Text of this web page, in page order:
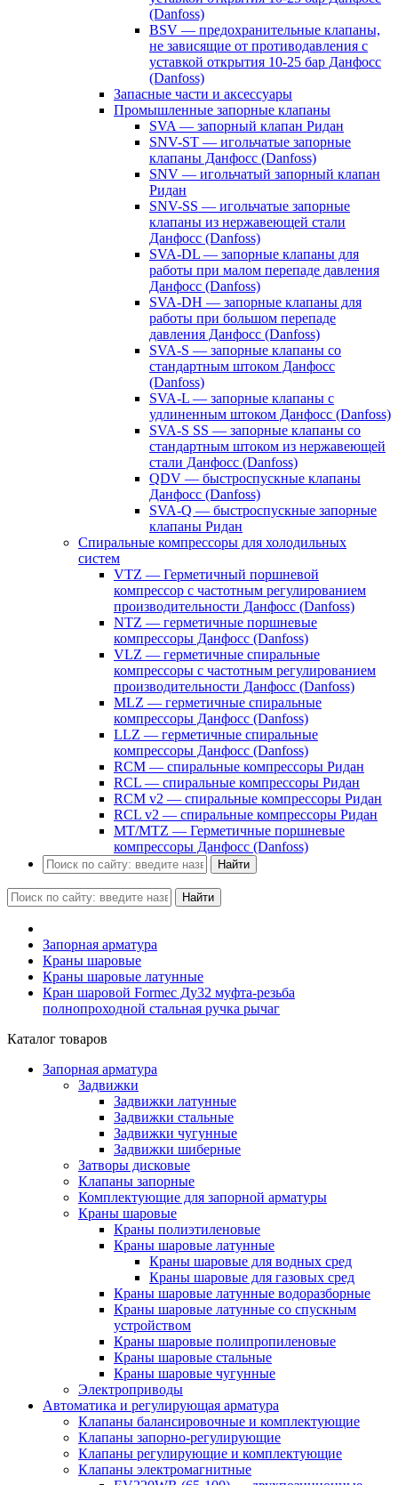
(Danfoss)
BSV — предохранительные клапаны,
не зависящие от противодавления с
уставкой открытия 10-25 бар Данфосс
(Danfoss)
Запасные части и аксессуары
Промышленные запорные клапаны
SVA — запорный клапан Ридан
SNV-ST — игольчатые запорные
клапаны Данфосс (Danfoss)
SNV — игольчатый запорный клапан
Ридан
SNV-SS — игольчатые запорные
клапаны из нержавеющей стали
Данфосс (Danfoss)
SVA-DL — запорные клапаны для
работы при малом перепаде давления
Данфосс (Danfoss)
SVA-DH — запорные клапаны для
работы при большом перепаде
давления Данфосс (Danfoss)
SVA-S — запорные клапаны со
стандартным штоком Данфосс
(Danfoss)
SVA-L — запорные клапаны с
удлиненным штоком Данфосс (Danfoss)
SVA-S SS — запорные клапаны со
стандартным штоком из нержавеющей
стали Данфосс (Danfoss)
QDV — быстроспускные клапаны
Данфосс (Danfoss)
SVA-Q — быстроспускные запорные
клапаны Ридан
Спиральные компрессоры для холодильных
систем
VTZ — Герметичный поршневой
компрессор с частотным регулированием
производительности Данфосс (Danfoss)
NTZ — герметичные поршневые
компрессоры Данфосс (Danfoss)
VLZ — герметичные спиральные
компрессоры с частотным регулированием
производительности Данфосс (Danfoss)
MLZ — герметичные спиральные
компрессоры Данфосс (Danfoss)
LLZ — герметичные спиральные
компрессоры Данфосс (Danfoss)
RCM — спиральные компрессоры Ридан
RCL — спиральные компрессоры Ридан
RCM v2 — спиральные компрессоры Ридан
RCL v2 — спиральные компрессоры Ридан
MT/MTZ — Герметичные поршневые
компрессоры Данфосс (Danfoss)
Найти
Найти
Запорная арматура
Краны шаровые
Краны шаровые латунные
Кран шаровой Formec Ду32 муфта-резьба
полнопроходной стальная ручка рычаг
Каталог товаров
Запорная арматура
Задвижки
Задвижки латунные
Задвижки стальные
Задвижки чугунные
Задвижки шиберные
Затворы дисковые
Клапаны запорные
Комплектующие для запорной арматуры
Краны шаровые
Краны полиэтиленовые
Краны шаровые латунные
Краны шаровые для водных сред
Краны шаровые для газовых сред
Краны шаровые латунные водоразборные
Краны шаровые латунные со спускным
устройством
Краны шаровые полипропиленовые
Краны шаровые стальные
Краны шаровые чугунные
Электроприводы
Автоматика и регулирующая арматура
Клапаны балансировочные и комплектующие
Клапаны запорно-регулирующие
Клапаны регулирующие и комплектующие
Клапаны электромагнитные